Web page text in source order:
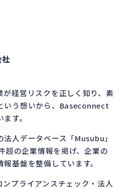
経営リスクを正しく知り、素
いう想いから、Baseconnect
す。
人データベース「Musubu」
超の企業情報を掲げ、企業の
基盤を整備しています。
プライアンスチェック・法人